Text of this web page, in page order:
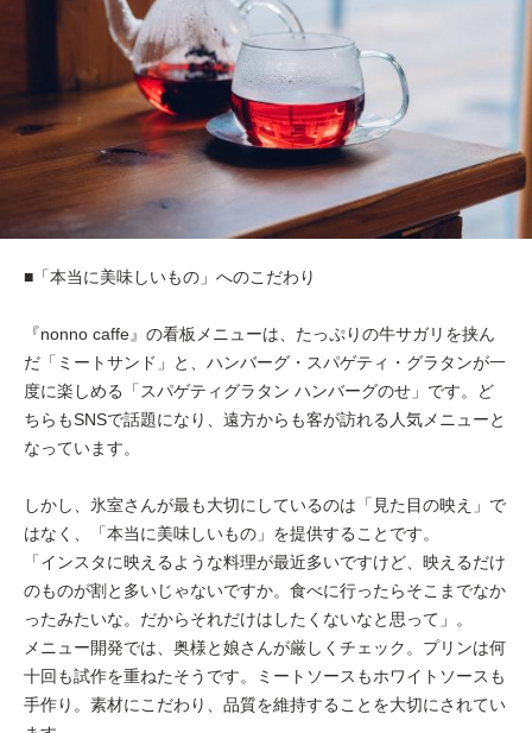
■「本当に美味しいもの」へのこだわり
『nonno caffe』の看板メニューは、たっぷりの牛サガリを挟ん
だ「ミートサンド」と、ハンバーグ・スパゲティ・グラタンが一
度に楽しめる「スパゲティグラタン ハンバーグのせ」です。ど
ちらもSNSで話題になり、遠方からも客が訪れる人気メニューと
なっています。
しかし、氷室さんが最も大切にしているのは「見た目の映え」で
はなく、「本当に美味しいもの」を提供することです。
「インスタに映えるような料理が最近多いですけど、映えるだけ
のものが割と多いじゃないですか。食べに行ったらそこまでなか
ったみたいな。だからそれだけはしたくないなと思って」。
メニュー開発では、奥様と娘さんが厳しくチェック。プリンは何
十回も試作を重ねたそうです。ミートソースもホワイトソースも
手作り。素材にこだわり、品質を維持することを大切にされてい